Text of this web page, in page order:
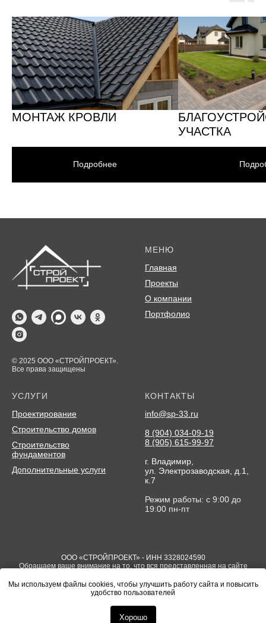
МОНТАЖ КРОВЛИ
Подробнее
УЧАСТКА
© 2025 ООО «СТРОЙПРОЕКТ».
Все права защищены
МЕНЮ
Главная
Проекты
О компании
Портфолио
УСЛУГИ
Проектирование
Строительство домов
Строительство
фундаментов
Дополнительные услуги
КОНТАКТЫ
info@sp-33.ru
8 (904) 034-09-19
8 (905) 615-99-97
г. Владимир,
ул. Электрозаводская, д.1,
к.7
Режим работы: с 9:00 до
19:00 пн-пт
ООО «СТРОЙПРОЕКТ» - ИНН 3328024590
Обращаем ваше внимание на то, что вся представленная на сайте
при каких условиях не является публичной офертой определяемой
положениями Статьи 437(2) Гражданского кодекса РФ
*Компания Meta, в том числе ее продукты Facebook и Instagram,
признана экстремистской организацией в РФ
Мы используем файлы cookies, чтобы улучшить работу сайта и повысить
удобство пользователей
Хорошо